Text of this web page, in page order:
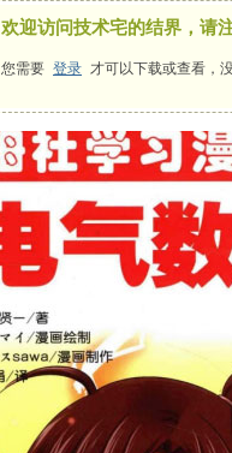
欢迎访问技术宅的结界，请
您需要 登录 才可以下载或查看，